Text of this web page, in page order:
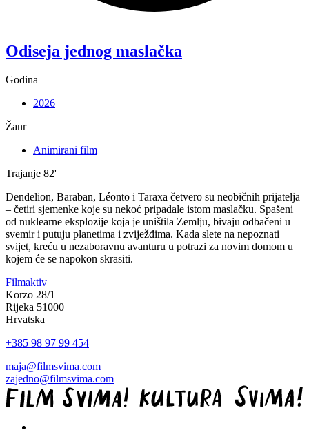
Odiseja jednog maslačka
Godina
2026
Žanr
Animirani film
Trajanje 82'
Dendelion, Baraban, Léonto i Taraxa četvero su neobičnih prijatelja
– četiri sjemenke koje su nekoć pripadale istom maslačku. Spašeni
od nuklearne eksplozije koja je uništila Zemlju, bivaju odbačeni u
svemir i putuju planetima i zviježđima. Kada slete na nepoznati
svijet, kreću u nezaboravnu avanturu u potrazi za novim domom u
kojem će se napokon skrasiti.
Filmaktiv
Korzo 28/1
Rijeka 51000
Hrvatska
+385 98 97 99 454
maja@filmsvima.com
zajedno@filmsvima.com